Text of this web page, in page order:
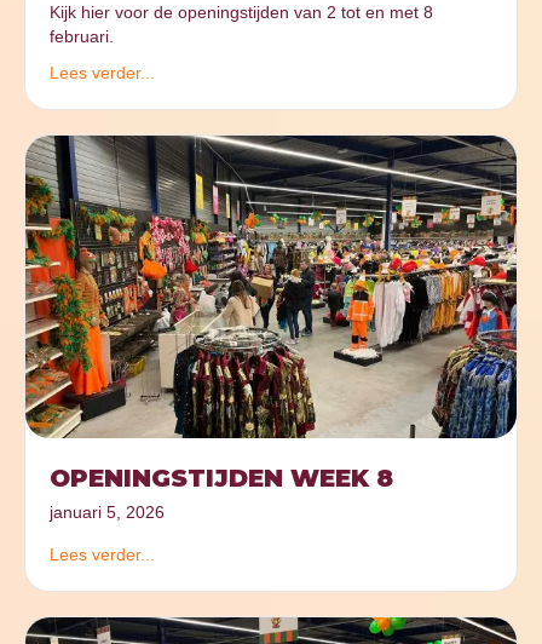
Kijk hier voor de openingstijden van 2 tot en met 8
februari.
Lees verder...
OPENINGSTIJDEN WEEK 8
januari 5, 2026
Lees verder...